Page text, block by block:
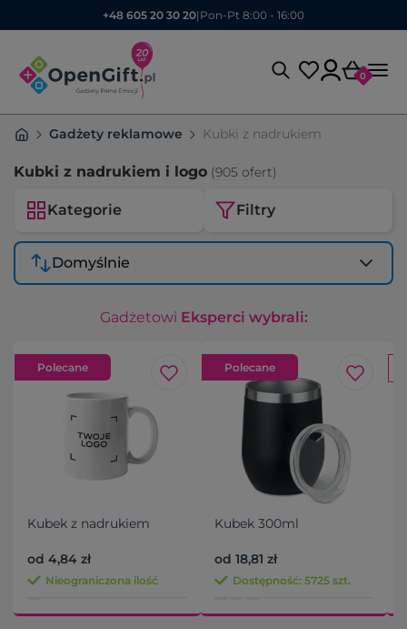
+48 605 20 30 20| Pon-Pt 8:00 - 16:00
0
Gadżety reklamowe Kubki z nadrukiem
Kubki z nadrukiem i logo (905 ofert)
Kategorie Filtry
Domyślnie
Gadżetowi Eksperci wybrali:
Polecane
Kubek z nadrukiem
od 4,84 zł
Nieograniczona ilość
Polecane
Kubek 300ml
od 18,81 zł
Dostępność: 5725 szt.